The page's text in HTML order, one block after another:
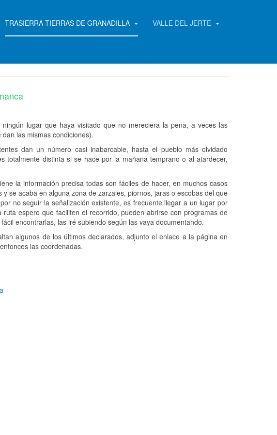
TRASIERRA-TIERRAS DE GRANADILLA VALLE DEL JERTE
lugar que haya visitado que no mereciera la pena, a veces las
las mismas condiciones).
dan un número casi inabarcable, hasta el pueblo más olvidado
totalmente distinta si se hace por la mañana temprano o al atardecer,
la información precisa todas son fáciles de hacer, en muchos casos
se acaba en alguna zona de zarzales, piornos, jaras o escobas del que
no seguir la señalización existente, es frecuente llegar a un lugar por
espero que faciliten el recorrido, pueden abrirse con programas de
encontrarlas, las iré subiendo según las vaya documentando.
algunos de los últimos declarados, adjunto el enlace a la página en
las coordenadas.